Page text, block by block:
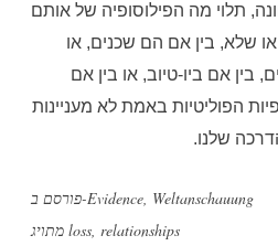
תלוי מה הפילוסופיה של אותם
שלא, בין אם הם שכנים, או
בין אם ביו-טיוב, או בין אם
הפוליטיות באמת לא מעניינות
שלנו.
פורסם ב-Evidence, Weltanschauung
loss, relationships